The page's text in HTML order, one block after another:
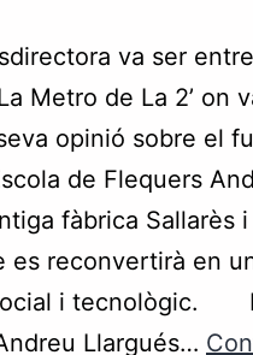
va ser
Metro de La 2’ on
opinió sobre el
de Flequers
fàbrica Sallarès
es reconvertirà en
i tecnològic.
Llargués…